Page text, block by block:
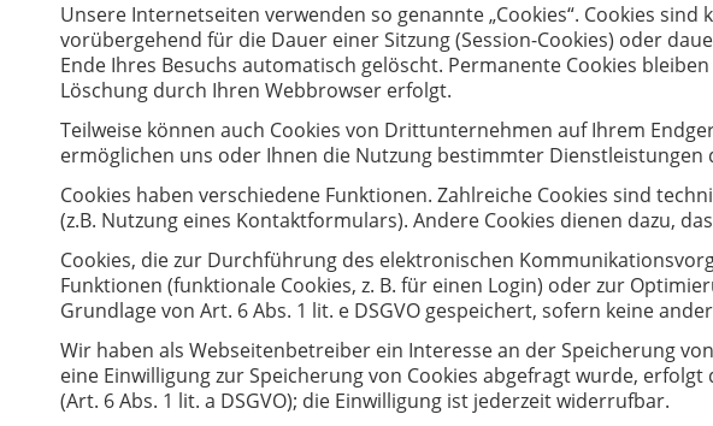
Unsere Internetseiten verwenden so genannte „Cookies“. Cookies
vorübergehend für die Dauer einer Sitzung (Session-Cookies) oder
Ende Ihres Besuchs automatisch gelöscht. Permanente Cookies
Löschung durch Ihren Webbrowser erfolgt.
Teilweise können auch Cookies von Drittunternehmen auf Ihrem
ermöglichen uns oder Ihnen die Nutzung bestimmter
Cookies haben verschiedene Funktionen. Zahlreiche Cookies sind
(z.B. Nutzung eines Kontaktformulars). Andere Cookies dienen dazu,
Cookies, die zur Durchführung des elektronischen
Funktionen (funktionale Cookies, z. B. für einen Login) oder zur
Grundlage von Art. 6 Abs. 1 lit. e DSGVO gespeichert, sofern keine
Wir haben als Webseitenbetreiber ein Interesse an der Speicherung
eine Einwilligung zur Speicherung von Cookies abgefragt wurde,
(Art. 6 Abs. 1 lit. a DSGVO); die Einwilligung ist jederzeit widerrufbar.